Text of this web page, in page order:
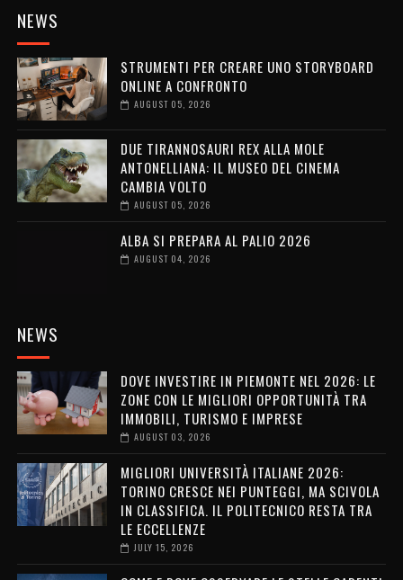
NEWS
STRUMENTI PER CREARE UNO STORYBOARD
ONLINE A CONFRONTO
AUGUST 05, 2026
DUE TIRANNOSAURI REX ALLA MOLE
ANTONELLIANA: IL MUSEO DEL CINEMA
CAMBIA VOLTO
AUGUST 05, 2026
ALBA SI PREPARA AL PALIO 2026
AUGUST 04, 2026
NEWS
DOVE INVESTIRE IN PIEMONTE NEL 2026: LE
ZONE CON LE MIGLIORI OPPORTUNITÀ TRA
IMMOBILI, TURISMO E IMPRESE
AUGUST 03, 2026
MIGLIORI UNIVERSITÀ ITALIANE 2026:
TORINO CRESCE NEI PUNTEGGI, MA SCIVOLA
IN CLASSIFICA. IL POLITECNICO RESTA TRA
LE ECCELLENZE
JULY 15, 2026